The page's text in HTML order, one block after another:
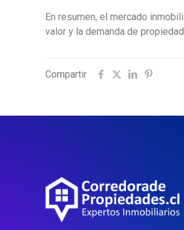
En resumen, el mercado
valor y la demanda de
Compartir